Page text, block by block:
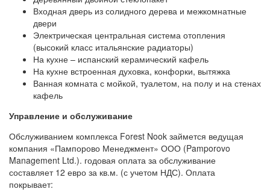
Входная дверь из солидного дерева и межкомнатные
двери
Электрическая центральная система отопления
(высокий класс итальянские радиаторы)
На кухне – испанский керамический кафель
На кухне встроенная духовка, конфорки, вытяжка
Ванная комната с мойкой, туалетом, на полу и на стенах
кафель
Управление и обслуживание
Обслуживанием комплекса Forest Nook займется ведущая
компания «Пампорово Менеджмент» ООО (Pamporovo
Management Ltd.). годовая оплата за обслуживание
составляет 12 евро за кв.м. (с учетом НДС). Оплата
покрывает: